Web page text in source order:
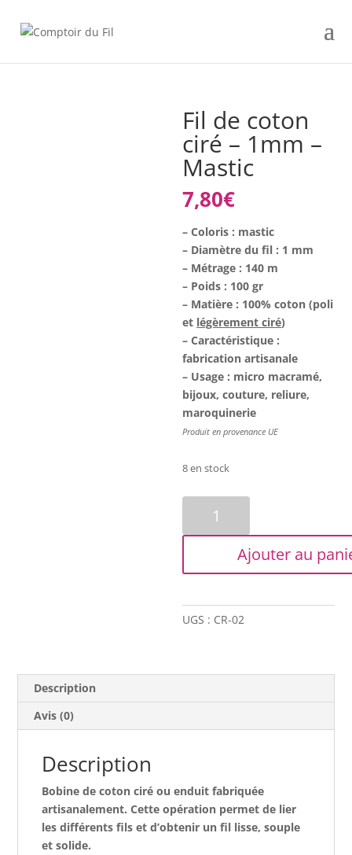
Fil de coton
ciré – 1mm –
Mastic
7,80€
– Coloris : mastic
– Diamètre du fil : 1 mm
– Métrage : 140 m
– Poids : 100 gr
– Matière : 100% coton (poli
et légèrement ciré)
– Caractéristique :
fabrication artisanale
– Usage : micro macramé,
bijoux, couture, reliure,
maroquinerie
Produit en provenance UE
8 en stock
Fil
coton
-
Ajouter au
UGS : CR-02
Description
Avis (0)
Description
Bobine de coton ciré ou enduit fabriquée
artisanalement. Cette opération permet de lier
les différents fils et d’obtenir un fil lisse, souple
et solide.